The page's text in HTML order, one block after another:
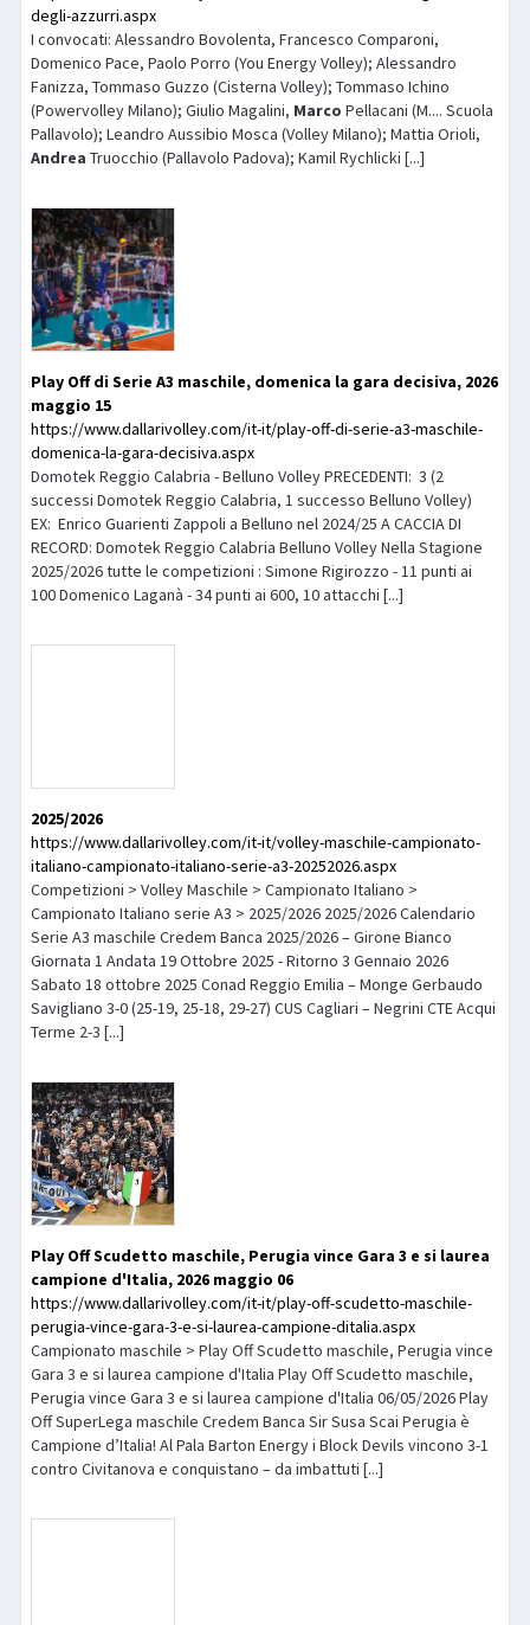
degli-azzurri.aspx
I convocati: Alessandro Bovolenta, Francesco Comparoni,
Domenico Pace, Paolo Porro (You Energy Volley); Alessandro
Fanizza, Tommaso Guzzo (Cisterna Volley); Tommaso Ichino
(Powervolley Milano); Giulio Magalini, Marco Pellacani (M.... Scuola
Pallavolo); Leandro Aussibio Mosca (Volley Milano); Mattia Orioli,
Andrea Truocchio (Pallavolo Padova); Kamil Rychlicki [...]
Play Off di Serie A3 maschile, domenica la gara decisiva, 2026
maggio 15
https://www.dallarivolley.com/it-it/play-off-di-serie-a3-maschile-
domenica-la-gara-decisiva.aspx
Domotek Reggio Calabria - Belluno Volley PRECEDENTI: 3 (2
successi Domotek Reggio Calabria, 1 successo Belluno Volley)
EX: Enrico Guarienti Zappoli a Belluno nel 2024/25 A CACCIA DI
RECORD: Domotek Reggio Calabria Belluno Volley Nella Stagione
2025/2026 tutte le competizioni : Simone Rigirozzo - 11 punti ai
100 Domenico Laganà - 34 punti ai 600, 10 attacchi [...]
2025/2026
https://www.dallarivolley.com/it-it/volley-maschile-campionato-
italiano-campionato-italiano-serie-a3-20252026.aspx
Competizioni > Volley Maschile > Campionato Italiano >
Campionato Italiano serie A3 > 2025/2026 2025/2026 Calendario
Serie A3 maschile Credem Banca 2025/2026 – Girone Bianco
Giornata 1 Andata 19 Ottobre 2025 - Ritorno 3 Gennaio 2026
Sabato 18 ottobre 2025 Conad Reggio Emilia – Monge Gerbaudo
Savigliano 3-0 (25-19, 25-18, 29-27) CUS Cagliari – Negrini CTE Acqui
Terme 2-3 [...]
Play Off Scudetto maschile, Perugia vince Gara 3 e si laurea
campione d'Italia, 2026 maggio 06
https://www.dallarivolley.com/it-it/play-off-scudetto-maschile-
perugia-vince-gara-3-e-si-laurea-campione-ditalia.aspx
Campionato maschile > Play Off Scudetto maschile, Perugia vince
Gara 3 e si laurea campione d'Italia Play Off Scudetto maschile,
Perugia vince Gara 3 e si laurea campione d'Italia 06/05/2026 Play
Off SuperLega maschile Credem Banca Sir Susa Scai Perugia è
Campione d’Italia! Al Pala Barton Energy i Block Devils vincono 3-1
contro Civitanova e conquistano – da imbattuti [...]